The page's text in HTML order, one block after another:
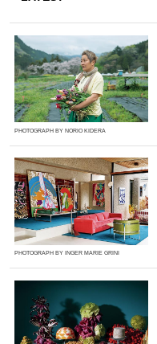
PHOTOGRAPH BY NORIO KIDERA
PHOTOGRAPH BY INGER MARIE GRINI